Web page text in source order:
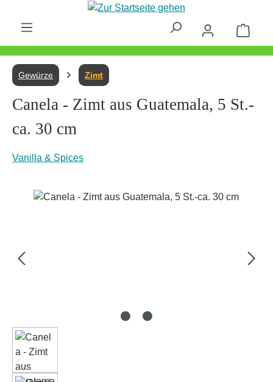
Zum Hauptinhalt springen
Gewürze Zimt
Canela - Zimt aus Guatemala, 5 St.-
ca. 30 cm
Vanilla & Spices
Bildergalerie überspringen